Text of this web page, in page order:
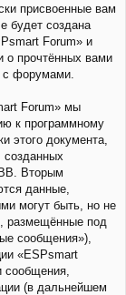
присвоенные вам
будет создана
Forum» и
о прочтённых вами
с форумами.
Forum» мы
к программному
этого документа,
созданных
Вторым
данные,
могут быть, но не
размещённые под
сообщения»),
«ESPsmart
сообщения,
(в дальнейшем